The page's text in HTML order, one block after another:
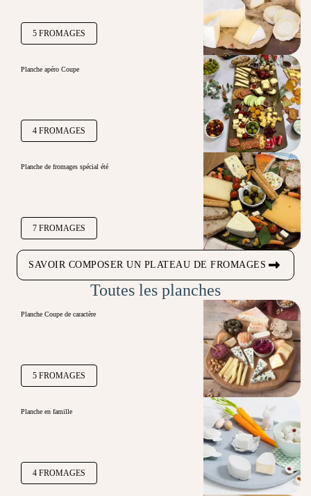
5 FROMAGES
Planche apéro Coupe
4 FROMAGES
Planche de fromages spécial été
7 FROMAGES
SAVOIR COMPOSER UN PLATEAU DE FROMAGES
Toutes les planches
Planche Coupe de caractère
5 FROMAGES
Planche en famille
4 FROMAGES